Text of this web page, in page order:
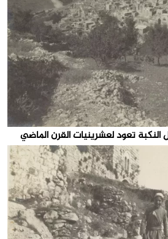
النكبة تعود لعشرينيات القرن الماضي